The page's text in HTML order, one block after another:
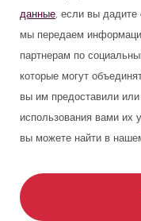
Летние лагеря в
Ресурсы для изучения
Партнеры
Путеводитель по
Путеводитель по
данные, если вы дадите
мы передаем
партнерам по
которые могут
вы им предоставили или
использования вами
вы можете найти в